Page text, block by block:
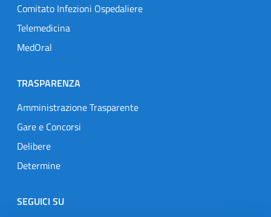
Comitato Infezioni Ospedaliere
Telemedicina
MedOral
TRASPARENZA
Amministrazione Trasparente
Gare e Concorsi
Delibere
Determine
SEGUICI SU